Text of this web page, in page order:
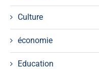
Culture
économie
Education